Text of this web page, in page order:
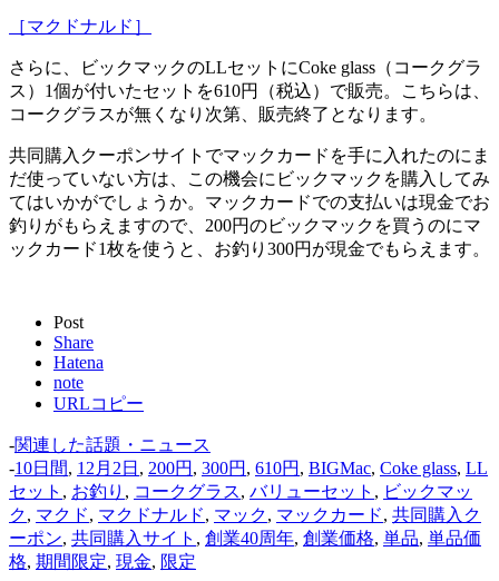
［マクドナルド］
さらに、ビックマックのLLセットにCoke glass（コークグラ
ス）1個が付いたセットを610円（税込）で販売。こちらは、
コークグラスが無くなり次第、販売終了となります。
共同購入クーポンサイトでマックカードを手に入れたのにま
だ使っていない方は、この機会にビックマックを購入してみ
てはいかがでしょうか。マックカードでの支払いは現金でお
釣りがもらえますので、200円のビックマックを買うのにマ
ックカード1枚を使うと、お釣り300円が現金でもらえます。
Post
Share
Hatena
note
URLコピー
-関連した話題・ニュース
-10日間, 12月2日 , 200円 , 300円 , 610円 , BIGMac, Coke glass, LL
セット , お釣り , コークグラス, バリューセット , ビックマッ
ク, マクド, マクドナルド, マック, マックカード, 共同購入ク
ーポン, 共同購入サイト , 創業40周年, 創業価格, 単品, 単品価
格, 期間限定, 現金, 限定